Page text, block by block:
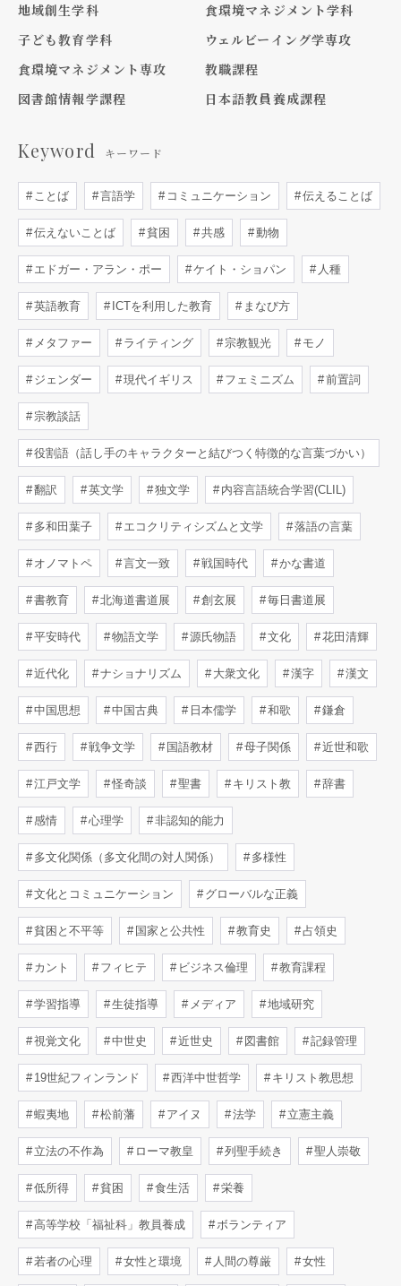
地域創生学科
食環境マネジメント学科
子ども教育学科
ウェルビーイング学専攻
食環境マネジメント専攻
教職課程
図書館情報学課程
日本語教員養成課程
Keyword キーワード
ことば 言語学 コミュニケーション 伝えることば
伝えないことば 貧困 共感 動物
エドガー・アラン・ポー ケイト・ショパン 人種
英語教育 ICTを利用した教育 まなび方
メタファー ライティング 宗教観光 モノ
ジェンダー 現代イギリス フェミニズム 前置詞
宗教談話
役割語（話し手のキャラクターと結びつく特徴的な言葉づかい）
翻訳 英文学 独文学 内容言語統合学習(CLIL)
多和田葉子 エコクリティシズムと文学 落語の言葉
オノマトペ 言文一致 戦国時代 かな書道
書教育 北海道書道展 創玄展 毎日書道展
平安時代 物語文学 源氏物語 文化 花田清輝
近代化 ナショナリズム 大衆文化 漢字 漢文
中国思想 中国古典 日本儒学 和歌 鎌倉
西行 戦争文学 国語教材 母子関係 近世和歌
江戸文学 怪奇談 聖書 キリスト教 辞書
感情 心理学 非認知的能力
多文化関係（多文化間の対人関係） 多様性
文化とコミュニケーション グローバルな正義
貧困と不平等 国家と公共性 教育史 占領史
カント フィヒテ ビジネス倫理 教育課程
学習指導 生徒指導 メディア 地域研究
視覚文化 中世史 近世史 図書館 記録管理
19世紀フィンランド 西洋中世哲学 キリスト教思想
蝦夷地 松前藩 アイヌ 法学 立憲主義
立法の不作為 ローマ教皇 列聖手続き 聖人崇敬
低所得 貧困 食生活 栄養
高等学校「福祉科」教員養成 ボランティア
若者の心理 女性と環境 人間の尊厳 女性